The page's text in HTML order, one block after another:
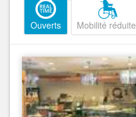
Ouverts Mobilité réduite